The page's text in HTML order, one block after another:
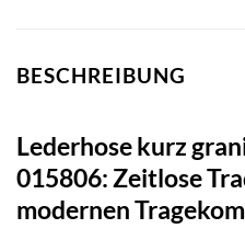
BESCHREIBUNG
Lederhose kurz
015806: Zeitlose
modernen